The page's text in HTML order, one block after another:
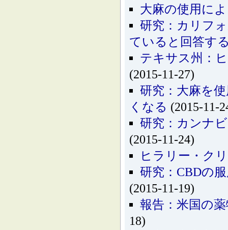
大麻の使用に
研究：カリフ
ていると回答す
テキサス州：
(2015-11-27)
研究：大麻を
くなる (2015-11-
研究：カンナ
(2015-11-24)
ヒラリー・ク
研究：CBDの
(2015-11-19)
報告：米国の
18)